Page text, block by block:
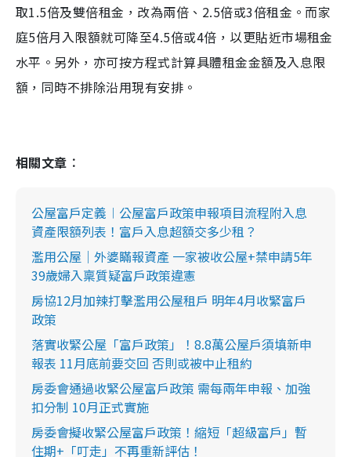
取1.5倍及雙倍租金，改為兩倍、2.5倍或3倍租金。而家
庭5倍月入限額就可降至4.5倍或4倍，以更貼近市場租金
水平。另外，亦可按方程式計算具體租金金額及入息限
額，同時不排除沿用現有安排。
相關文章︰
公屋富戶定義︱公屋富戶政策申報項目流程附入息
資產限額列表！富戶入息超額交多少租？
濫用公屋｜外婆瞞報資產 一家被收公屋+禁申請5年
39歲婦入稟質疑富戶政策違憲
房協12月加辣打擊濫用公屋租戶 明年4月收緊富戶
政策
落實收緊公屋「富戶政策」！8.8萬公屋戶須填新申
報表 11月底前要交回 否則或被中止租約
房委會通過收緊公屋富戶政策 需每兩年申報、加強
扣分制 10月正式實施
房委會擬收緊公屋富戶政策！縮短「超級富戶」暫
住期+「叮走」不再重新評估！